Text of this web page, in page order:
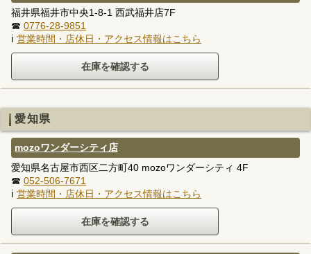
福井県福井市中央1-8-1 西武福井店7F
☎ 0776-28-9851
ℹ 営業時間・店休日・アクセス情報はこちら
愛知県
mozoワンダーシティ店
愛知県名古屋市西区二方町40 mozoワンダーシティ 4F
☎ 052-506-7671
ℹ 営業時間・店休日・アクセス情報はこちら